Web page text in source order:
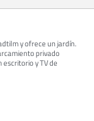
y ofrece un jardín.
privado
y TV de